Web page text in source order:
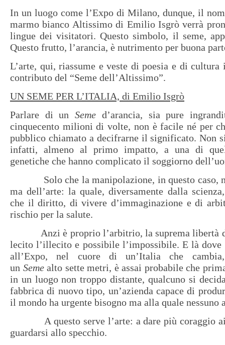
In un luogo come l’Expo di Milano, dunque, il
marmo bianco Altissimo di Emilio Isgrò verrà
lingue dei visitatori. Questo simbolo, il seme,
Questo frutto, l’arancia, è nutrimento per buona
L’arte, qui, riassume e veste di poesia e di
contributo del “Seme dell’Altissimo”.
UN SEME PER L’ITALIA, di Emilio Isgrò
Parlare di unSeme d’arancia, sia pure
cinquecento milioni di volte, non è facile né per
pubblico chiamato a decifrarne il significato. Non
infatti, almeno al primo impatto, a una di
genetiche che hanno complicato il soggiorno
Solo che la manipolazione, in questo caso,
ma dell’arte: la quale, diversamente dalla
che il diritto, di vivere d’immaginazione e di
rischio per la salute.
Anzi è proprio l’arbitrio, la suprema libertà
lecito l’illecito e possibile l’impossibile. E là
all’Expo, nel cuore di un’Italia che
un Semealto sette metri, è assai probabile che
in un luogo non troppo distante, qualcuno si
fabbrica di nuovo tipo, un’azienda capace di
il mondo ha urgente bisogno ma alla quale nessuno
A questo serve l’arte: a dare più coraggio ai
guardarsi allo specchio.